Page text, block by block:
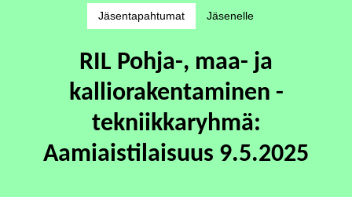
Jäsentapahtumat Jäsenelle
RIL Pohja-, maa- ja
kalliorakentaminen -
tekniikkaryhmä:
Aamiaistilaisuus 9.5.2025